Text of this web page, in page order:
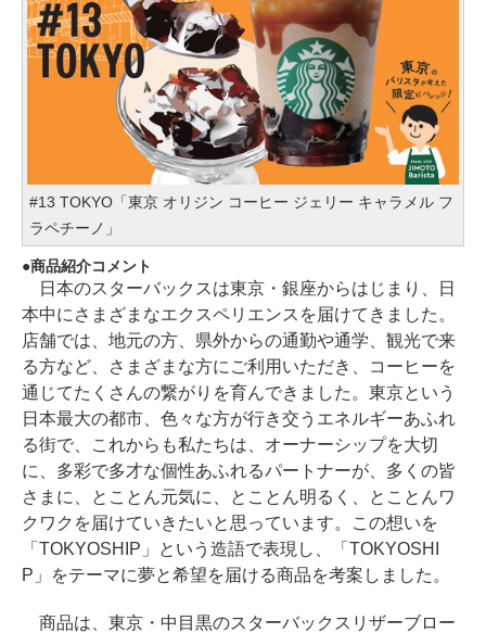
#13 TOKYO「東京 オリジン コーヒー ジェリー キャラメル フ
ラペチーノ」
商品紹介コメント
日本のスターバックスは東京・銀座からはじまり、日
本中にさまざまなエクスペリエンスを届けてきました。
店舗では、地元の方、県外からの通勤や通学、観光で来
る方など、さまざまな方にご利用いただき、コーヒーを
通じてたくさんの繋がりを育んできました。東京という
日本最大の都市、色々な方が行き交うエネルギーあふれ
る街で、これからも私たちは、オーナーシップを大切
に、多彩で多才な個性あふれるパートナーが、多くの皆
さまに、とことん元気に、とことん明るく、とことんワ
クワクを届けていきたいと思っています。この想いを
「TOKYOSHIP」という造語で表現し、「TOKYOSHI
P」をテーマに夢と希望を届ける商品を考案しました。
商品は、東京・中目黒のスターバックスリザーブロー